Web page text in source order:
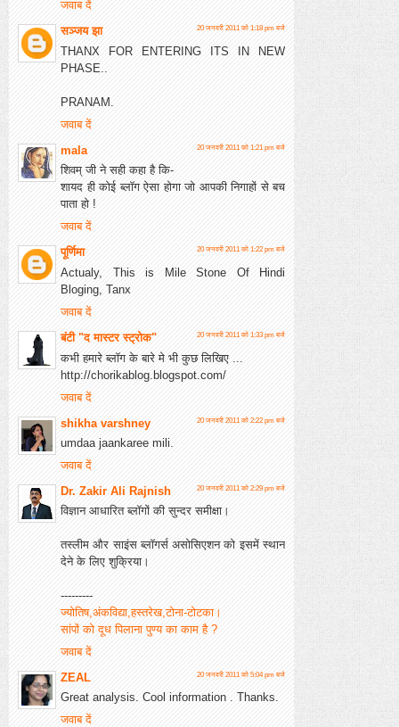
जवाब दें
सञ्जय झा
20 जनवरी 2011 को 1:18 pm बजे
THANX FOR ENTERING ITS IN NEW
PHASE..
PRANAM.
जवाब दें
mala
20 जनवरी 2011 को 1:21 pm बजे
शिवम् जी ने सही कहा है कि-
शायद ही कोई ब्लॉग ऐसा होगा जो आपकी निगाहों से बच
पाता हो !
जवाब दें
पूर्णिमा
20 जनवरी 2011 को 1:22 pm बजे
Actualy, This is Mile Stone Of Hindi
Bloging, Tanx
जवाब दें
बंटी "द मास्टर स्ट्रोक"
20 जनवरी 2011 को 1:33 pm बजे
कभी हमारे ब्लॉग के बारे मे भी कुछ लिखिए ...
http://chorikablog.blogspot.com/
जवाब दें
shikha varshney
20 जनवरी 2011 को 2:22 pm बजे
umdaa jaankaree mili.
जवाब दें
Dr. Zakir Ali Rajnish
20 जनवरी 2011 को 2:29 pm बजे
विज्ञान आधारित ब्‍लॉगों की सुन्‍दर समीक्षा।
तस्‍लीम और साइंस ब्‍लॉगर्स असोसिएशन को इसमें स्‍थान
देने के लिए शुक्रिया।
---------
ज्‍योतिष,अंकविद्या,हस्‍तरेख,टोना-टोटका।
सांपों को दूध पिलाना पुण्‍य का काम है ?
जवाब दें
ZEAL
20 जनवरी 2011 को 5:04 pm बजे
Great analysis. Cool information . Thanks.
जवाब दें